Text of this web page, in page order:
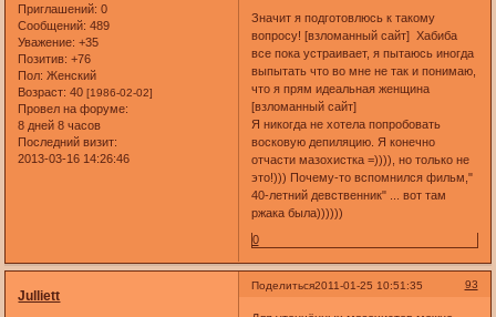
Приглашений: 0
Сообщений: 489
Уважение: +35
Позитив: +76
Пол: Женский
Возраст: 40[1986-02-02]
Провел на форуме:
8 дней 8 часов
Последний визит:
2013-03-16 14:26:46
Значит я подготовлюсь к такому
вопросу! [взломанный сайт] Хабиба
все пока устраивает, я пытаюсь иногда
выпытать что во мне не так и понимаю,
что я прям идеальная женщина
[взломанный сайт]
Я никогда не хотела попробовать
восковую депиляцию. Я конечно
отчасти мазохистка =)))), но только не
это!))) Почему-то вспомнился фильм,"
40-летний девственник" ... вот там
ржака была))))))
0
Поделиться 93
2011-01-25 10:51:35
Julliett